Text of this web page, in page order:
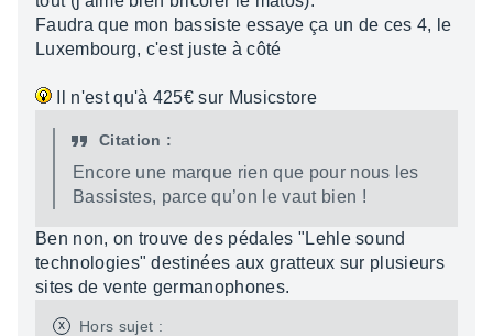
Faudra que mon bassiste essaye ça un de ces 4, le
Luxembourg, c'est juste à côté
Il n'est qu'à 425€ sur Musicstore
Citation :
Encore une marque rien que pour nous les
Bassistes, parce qu’on le vaut bien !
Ben non, on trouve des pédales "Lehle sound
technologies" destinées aux gratteux sur plusieurs
sites de vente germanophones.
x Hors sujet :